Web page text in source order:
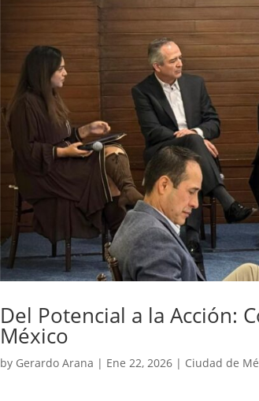
Del Potencial a la Acción:
México
by Gerardo Arana | Ene 22, 2026| Ciudad de